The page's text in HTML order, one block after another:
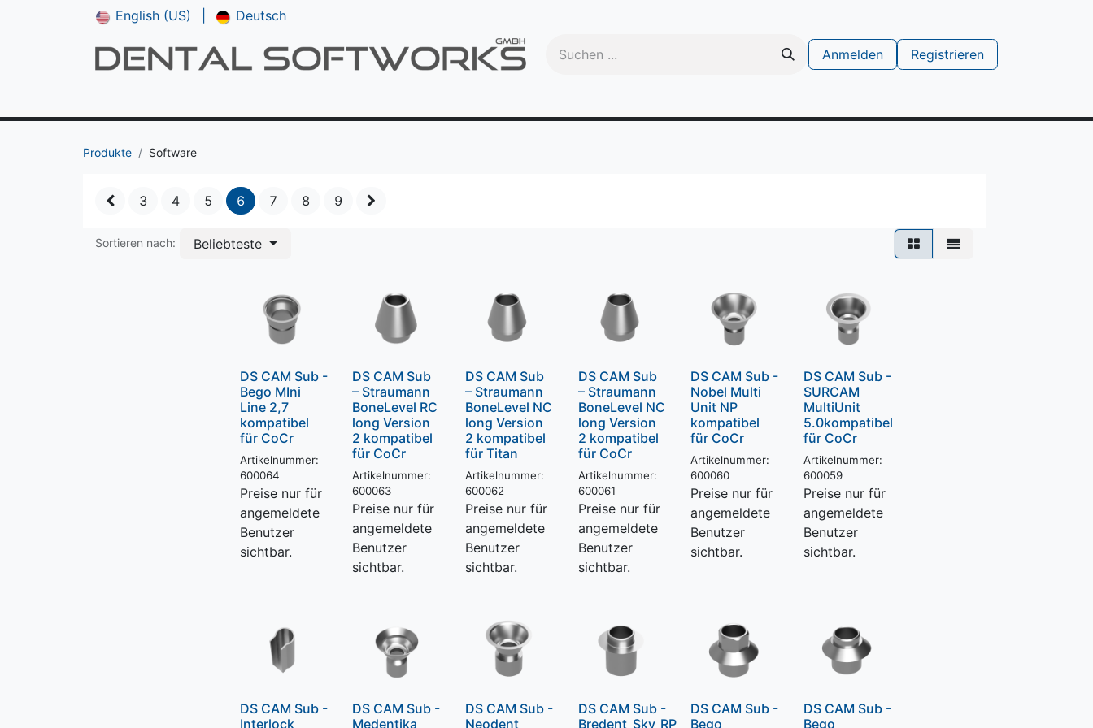
English (US) Deutsch
Anmelden Registrieren
Produkte Software
3 4 5 6 7 8 9
Sortieren nach: Beliebteste
DS CAM Sub -
Bego MIni
Line 2,7
kompatibel
für CoCr
Artikelnummer:
600064
Preise nur für
angemeldete
Benutzer
sichtbar.
DS CAM Sub
– Straumann
BoneLevel RC
long Version
2 kompatibel
für CoCr
Artikelnummer:
600063
Preise nur für
angemeldete
Benutzer
sichtbar.
DS CAM Sub
– Straumann
BoneLevel NC
long Version
2 kompatibel
für Titan
Artikelnummer:
600062
Preise nur für
angemeldete
Benutzer
sichtbar.
DS CAM Sub
– Straumann
BoneLevel NC
long Version
2 kompatibel
für CoCr
Artikelnummer:
600061
Preise nur für
angemeldete
Benutzer
sichtbar.
DS CAM Sub -
Nobel Multi
Unit NP
kompatibel
für CoCr
Artikelnummer:
600060
Preise nur für
angemeldete
Benutzer
sichtbar.
DS CAM Sub -
SURCAM
MultiUnit
5.0kompatibel
für CoCr
Artikelnummer:
600059
Preise nur für
angemeldete
Benutzer
sichtbar.
DS CAM Sub -
Interlock
DS CAM Sub -
Medentika
DS CAM Sub -
Neodent
DS CAM Sub -
Bredent_Sky_RP
DS CAM Sub -
Bego
DS CAM Sub -
Bego